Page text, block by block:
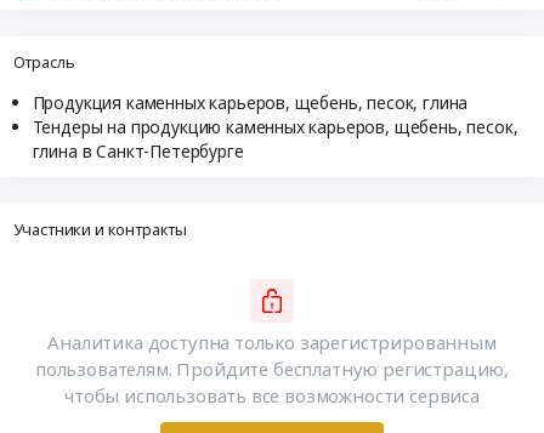
Отрасль
Продукция каменных карьеров, щебень, песок, глина
Тендеры на продукцию каменных карьеров, щебень, песок,
глина в Санкт-Петербурге
Участники и контракты
Аналитика доступна только зарегистрированным
пользователям. Пройдите бесплатную регистрацию,
чтобы использовать все возможности сервиса